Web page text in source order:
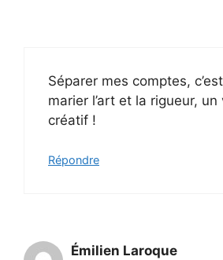
Séparer mes comptes,
marier l’art et la rigueur,
créatif !
Répondre
Émilien Laroque